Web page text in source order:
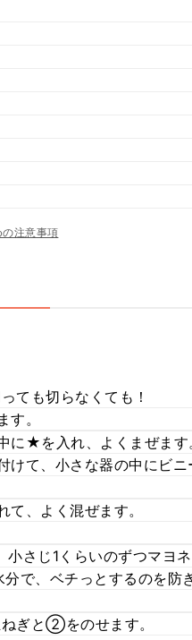
注意事項
ても切らなくても！
す。
に★を入れ、よくまぜます
けて、小さな器の中にビ
て、よく混ぜます。
さじ1くらいのずつマヨネ
で、ベチっとするのを防
ぎと②をのせます。